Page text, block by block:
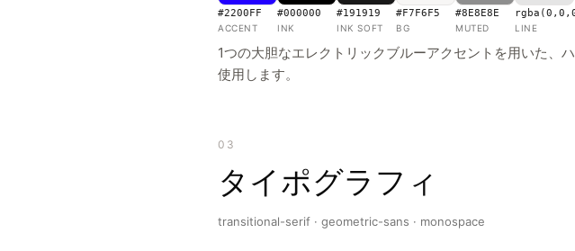
#2200FF
ACCENT
#000000
INK
#191919
INK SOFT
#F7F6F5
BG
#8E8E8E
MUTED LINE
1つの大胆なエレクトリックブルーアクセントを用いた、
使用します。
03
タイポグラフィ
transitional-serif · geometric-sans · monospace